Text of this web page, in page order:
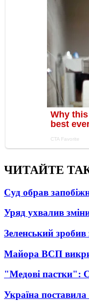
ЧИТАЙТЕ
Суд обрав
Уряд ухвалив
Зеленський
Майора ВСП
"Медові пастки":
Україна